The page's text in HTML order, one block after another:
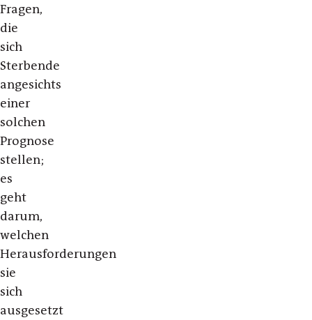
Fragen,
die
sich
Sterbende
angesichts
einer
solchen
Prognose
stellen;
es
geht
darum,
welchen
Herausforderungen
sie
sich
ausgesetzt